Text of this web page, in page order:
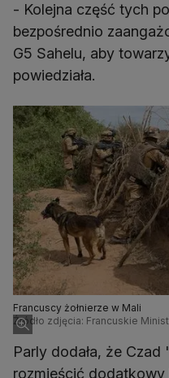
- Kolejna część tych
bezpośrednio
G5 Sahelu, aby
powiedziała.
Francuscy żołnierze w Mali
Źródło zdjęcia: Francuskie
Parly dodała, że
rozmieścić